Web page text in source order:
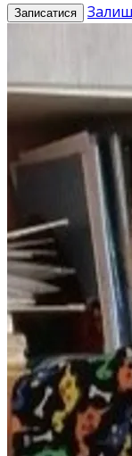
Записатися